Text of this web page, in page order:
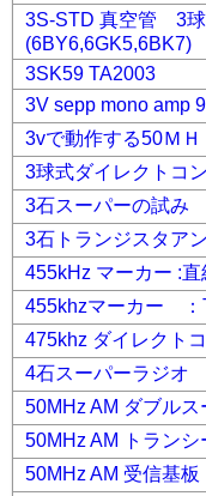
3S-STD 真空管 3
(6BY6,6GK5,6BK7)
3SK59 TA2003
3V sepp mono amp
3vで動作する50Ｍ
3球式ダイレクトコ
3石スーパーの試み
3石トランジスタア
455kHz マーカー :直
455khzマーカー ：
475khz ダイレクト
4石スーパーラジオ
50MHz AM ダブル
50MHz AM トラン
50MHz AM 受信基